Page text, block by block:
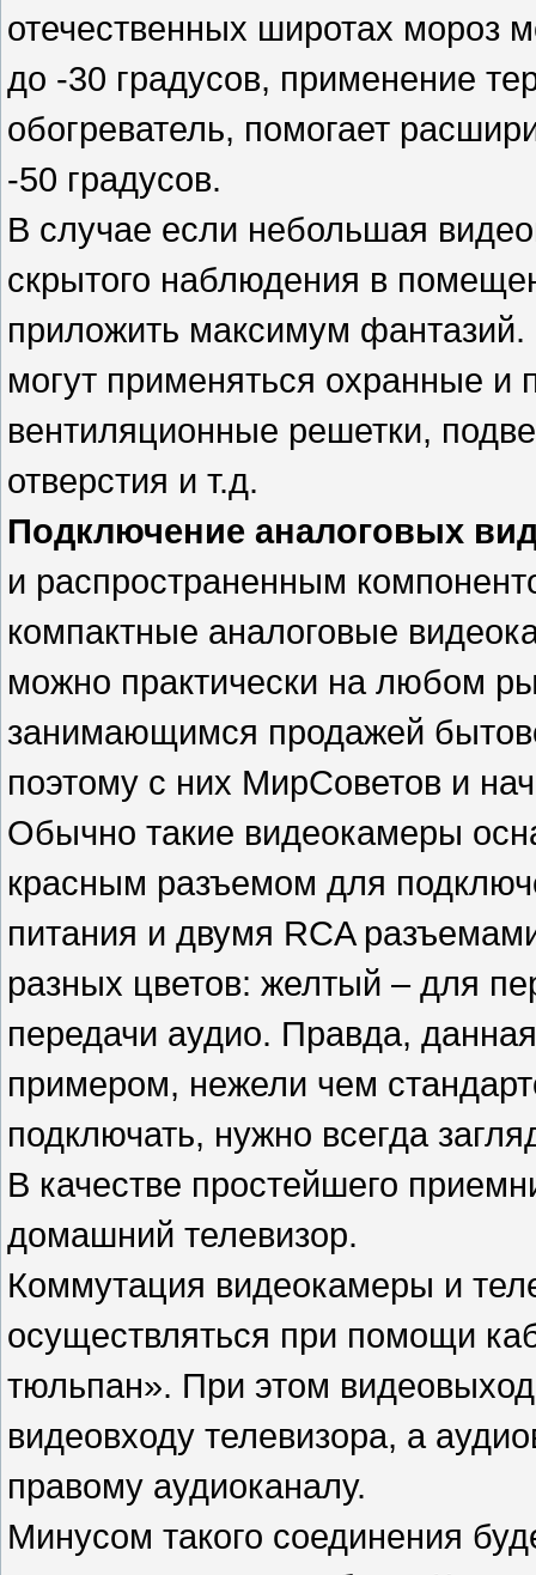
отечественных широтах мороз
до -30 градусов, применение
обогреватель, помогает
-50 градусов.
В случае если небольшая
скрытого наблюдения в
приложить максимум фантазий.
могут применяться охранные и
вентиляционные решетки,
отверстия и т.д.
Подключение аналоговых
и распространенным
компактные аналоговые
можно практически на любом
занимающимся продажей
поэтому с них МирСоветов и
Обычно такие видеокамеры
красным разъемом для
питания и двумя RCA
разных цветов: желтый – для
передачи аудио. Правда,
примером, нежели чем
подключать, нужно всегда
В качестве простейшего
домашний телевизор.
Коммутация видеокамеры и
осуществляться при помощи
тюльпан». При этом
видеовходу телевизора, а
правому аудиоканалу.
Минусом такого соединения